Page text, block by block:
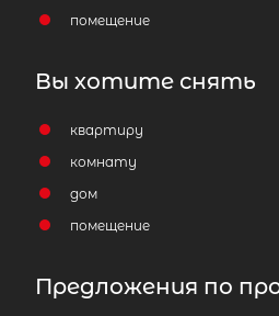
помещение
Вы хотите снять
квартиру
комнату
дом
помещение
Предложения по